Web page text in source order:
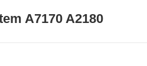
A7170 A2180